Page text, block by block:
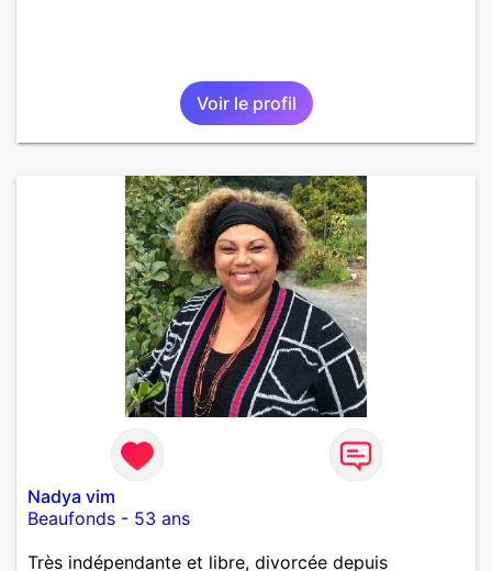
Voir le profil
Nadya vim
Beaufonds - 53 ans
Très indépendante et libre, divorcée depuis